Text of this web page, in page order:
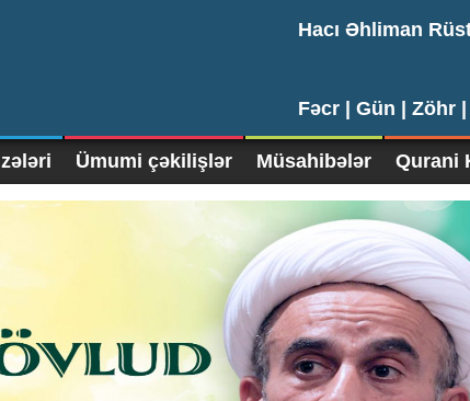
Hacı Əhliman
Fəcr | Gün | Zöhr |
Ümumi çəkilişlər Müsahibələr Qurani